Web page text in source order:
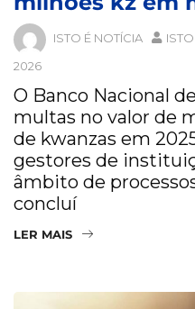
ISTO É NOTÍCIA
2026
O Banco Nacional
multas no valor de
de kwanzas em
gestores de
âmbito de
concluí
LER MAIS